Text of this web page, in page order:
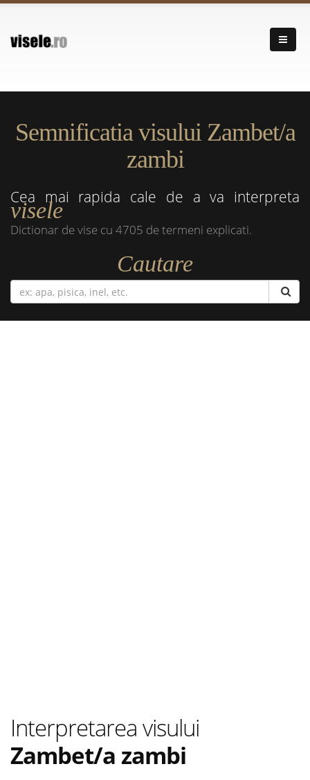
Semnificatia visului Zambet/a
zambi
Cea mai rapida cale de a va interpreta
visele
Dictionar de vise cu 4705 de termeni explicati.
Cautare
Interpretarea visului
Zambet/a zambi